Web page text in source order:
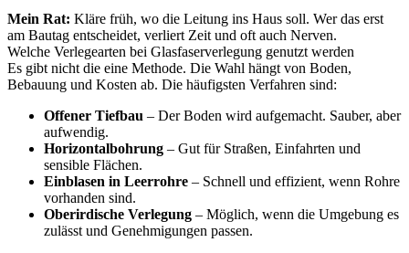
Mein Rat: Kläre früh, wo die Leitung ins Haus soll. Wer das erst
am Bautag entscheidet, verliert Zeit und oft auch Nerven.
Welche Verlegearten bei Glasfaserverlegung genutzt werden
Es gibt nicht die eine Methode. Die Wahl hängt von Boden,
Bebauung und Kosten ab. Die häufigsten Verfahren sind:
Offener Tiefbau – Der Boden wird aufgemacht. Sauber, aber
aufwendig.
Horizontalbohrung – Gut für Straßen, Einfahrten und
sensible Flächen.
Einblasen in Leerrohre – Schnell und effizient, wenn Rohre
vorhanden sind.
Oberirdische Verlegung – Möglich, wenn die Umgebung es
zulässt und Genehmigungen passen.